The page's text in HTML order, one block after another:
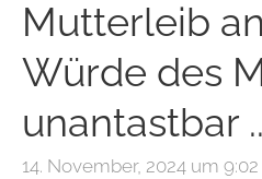
Mutterleib
Würde des
unantastbar
14. November, 2024 um 9:02